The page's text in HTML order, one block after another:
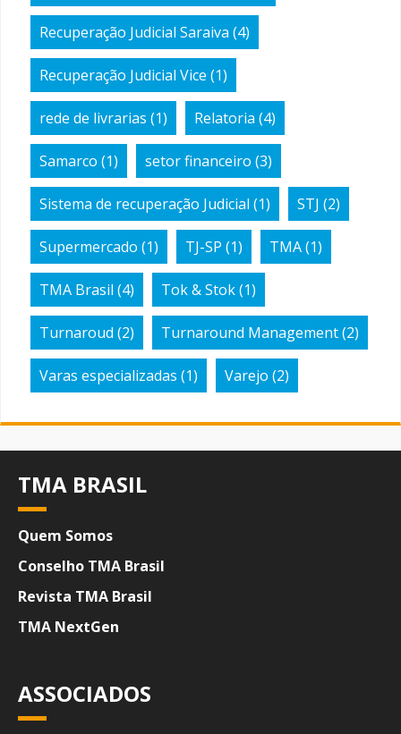
Recuperação Judicial Saraiva (4)
Recuperação Judicial Vice (1)
rede de livrarias (1) Relatoria (4)
Samarco (1) setor financeiro (3)
Sistema de recuperação Judicial (1) STJ (2)
Supermercado (1) TJ-SP (1) TMA(1)
TMA Brasil (4) Tok & Stok(1)
Turnaroud (2) Turnaround Management(2)
Varas especializadas (1) Varejo (2)
TMA BRASIL
Quem Somos
Conselho TMA Brasil
Revista TMA Brasil
TMA NextGen
ASSOCIADOS